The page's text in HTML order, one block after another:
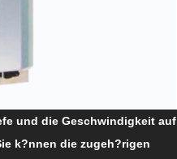
und die Geschwindigkeit auf
k?nnen die zugeh?rigen